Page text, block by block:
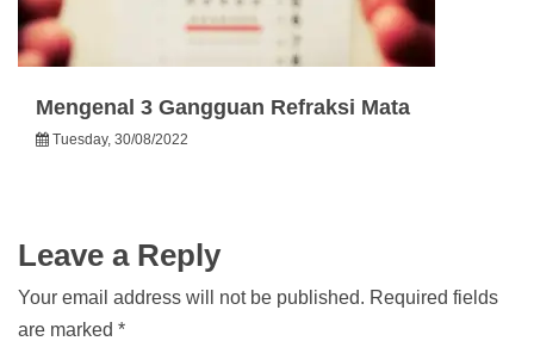
Mengenal 3 Gangguan Refraksi Mata
Tuesday, 30/08/2022
Leave a Reply
Your email address will not be published. Required fields
are marked *